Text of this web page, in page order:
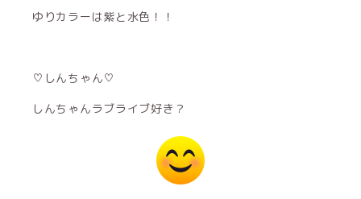
ゆりカラーは紫と水色！！
♡しんちゃん♡
しんちゃんラブライブ好き？